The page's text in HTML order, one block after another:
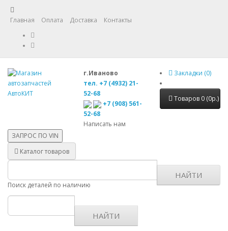
Главная Оплата Доставка Контакты
г.Иваново
тел. +7 (4932) 21-
52-68
+7 (908) 561-
52-68
Написать нам
Закладки (0)
Товаров 0 (0р.)
ЗАПРОС ПО VIN
Каталог товаров
Поиск деталей по наличию
НАЙТИ
НАЙТИ